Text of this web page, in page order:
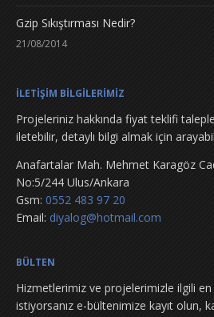
Gzip Sıkıştırması Nedir?
21/08/2014
İLETİŞİM BİLGİLERİMİZ
Projeleriniz hakkında fiyat teklifi
iletebilir, detaylı bilgi almak için
Anafartalar Mah. Mehmet Karagöz
No:5/244 Ulus/Ankara
Gsm: 0552 483 97 20
Email: diyalog@hotmail.com
BÜLTEN
Hizmetlerimiz ve projelerimizle ilgili
istiyorsanız e-bültenimize kayıt olun,